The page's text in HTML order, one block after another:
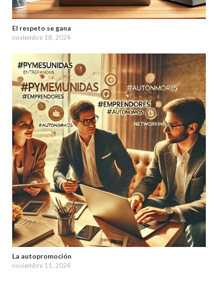
El respeto se gana
noviembre 18, 2024
La autopromoción
noviembre 11, 2024